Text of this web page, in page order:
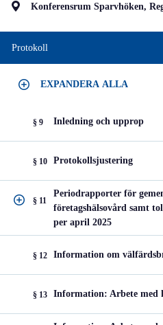
Konferensrum Sparvhöken,
Protokoll
EXPANDERA ALLA
§ 9 Inledning och upprop
§ 10 Protokollsjustering
§ 11
Periodrapporter för
företagshälsovård samt
per april 2025
§ 12 Information om
§ 13 Information: Arbete med